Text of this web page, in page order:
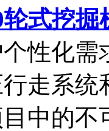
式挖掘
性化需
走系统
中的不